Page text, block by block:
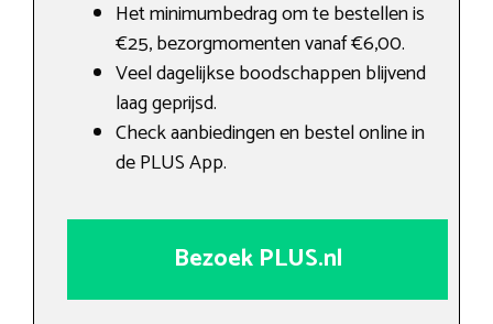
Het minimumbedrag om te bestellen is
€25, bezorgmomenten vanaf €6,00.
Veel dagelijkse boodschappen blijvend
laag geprijsd.
Check aanbiedingen en bestel online in
de PLUS App.
Bezoek PLUS.nl